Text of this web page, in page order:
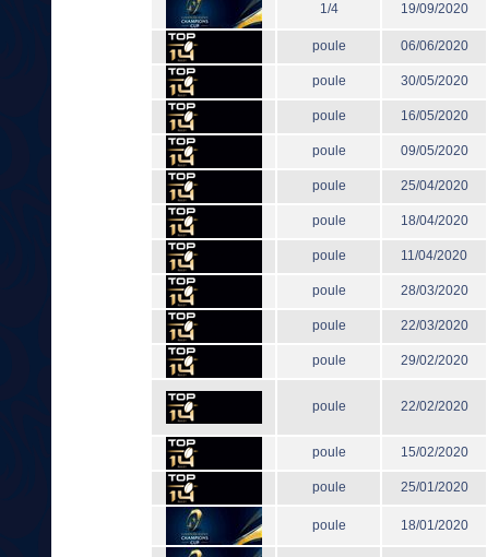
1/4 19/09/2020
poule 06/06/2020
poule 30/05/2020
poule 16/05/2020
poule 09/05/2020
poule 25/04/2020
poule 18/04/2020
poule 11/04/2020
poule 28/03/2020
poule 22/03/2020
poule 29/02/2020
poule 22/02/2020
poule 15/02/2020
poule 25/01/2020
poule 18/01/2020